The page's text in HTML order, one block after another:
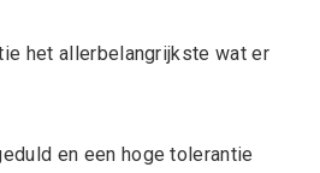
het allerbelangrijkste wat er
en een hoge tolerantie